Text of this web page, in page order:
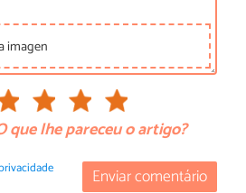
imagen
que lhe pareceu o artigo?
Enviar comentário